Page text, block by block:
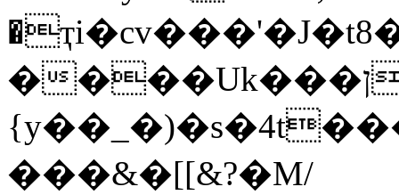
����Uk���ןz+Ԛ�_�C�o�ui�q��5�G{X2|
���&�[[&?�M/